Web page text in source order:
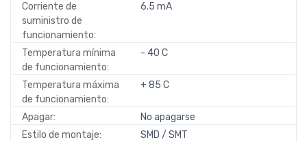
Corriente de
suministro de
funcionamiento:
6.5 mA
Temperatura mínima
de funcionamiento:
- 40 C
Temperatura máxima
de funcionamiento:
+ 85 C
Apagar:
No apagarse
Estilo de montaje:
SMD / SMT